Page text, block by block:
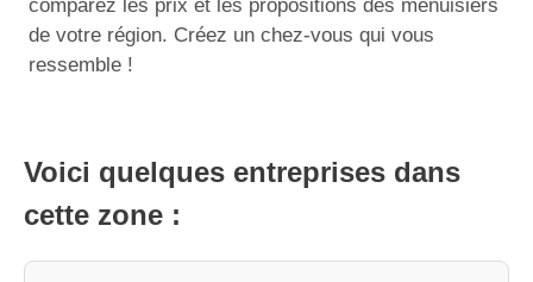
comparez les prix et les propositions des menuisiers
de votre région. Créez un chez-vous qui vous
ressemble !
Voici quelques entreprises dans
cette zone :